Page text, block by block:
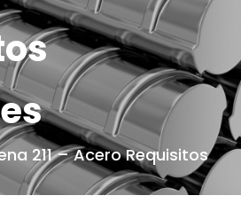
211 – Acero Requisitos